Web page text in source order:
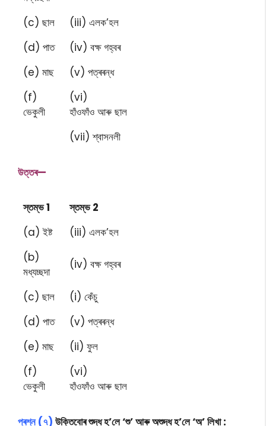
(c) ছাল
(iii) এলক’হল
(d) পাত
(iv) বক্ষ গহ্বৰ
(e) মাছ
(v) পত্ৰৰন্ধ
(f)
ভেকুলী
(vi)
হাঁওফাঁও আৰু ছাল
(vii) শ্বাসনলী
উত্তৰ—
স্তম্ভ 1
স্তম্ভ 2
(a) ইষ্ট
(iii) এলক’হল
(b)
মধ্যচ্ছদা
(iv) বক্ষ গহ্বৰ
(c) ছাল
(i) কেঁচু
(d) পাত
(v) পত্ৰৰন্ধ
(e) মাছ
(ii) ফুল
(f)
ভেকুলী
(vi)
হাঁওফাঁও আৰু ছাল
প্ৰশ্ন (৭) উক্তিবোৰ শুদ্ধ হ’লে ‘শু’ আৰু অশুদ্ধ হ’লে ‘অ’ লিখা :